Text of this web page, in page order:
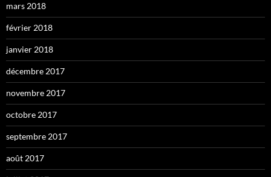
mars 2018
février 2018
janvier 2018
décembre 2017
novembre 2017
octobre 2017
septembre 2017
août 2017